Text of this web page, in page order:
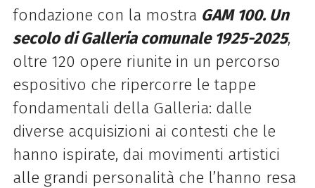
fondazione con la mostra GAM 100. Un
secolodiGalleria comunale 1925-2025,
oltre 120 opere riunite in un percorso
espositivo che ripercorre le tappe
fondamentali della Galleria: dalle
diverse acquisizioni ai contesti che le
hanno ispirate, dai movimenti artistici
alle grandi personalità che l’hanno resa